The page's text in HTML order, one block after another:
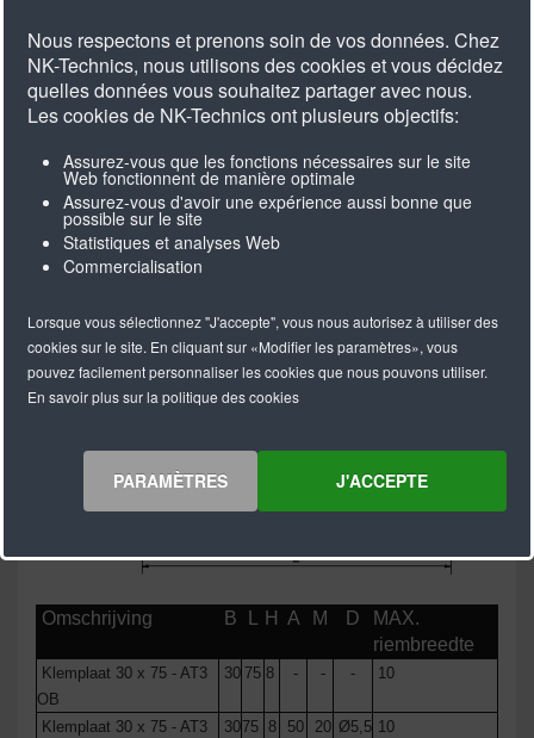
Plaques De Jonctions AT3
Klemplaat AT3 enkelzijdig
Omschrijving B H A M D
MAX.
riembreedte
Klemplaat 30 x 75 - AT3
OB
30 75 8 - - - 10
Klemplaat 30 x 75 - AT3
3075 8 50 20 Ø5,5 10
Nous respectons et prenons soin de vos données. Chez
NK-Technics, nous utilisons des cookies et vous décidez
quelles données vous souhaitez partager avec nous.
Les cookies de NK-Technics ont plusieurs objectifs:
Assurez-vous que les fonctions nécessaires sur le site
Web fonctionnent de manière optimale
Assurez-vous d'avoir une expérience aussi bonne que
possible sur le site
Statistiques et analyses Web
Commercialisation
Lorsque vous sélectionnez "J'accepte", vous nous autorisez à utiliser des
cookies sur le site. En cliquant sur «Modifier les paramètres», vous
pouvez facilement personnaliser les cookies que nous pouvons utiliser.
En savoir plus sur la politique des cookies
J'ACCEPTE
PARAMÈTRES